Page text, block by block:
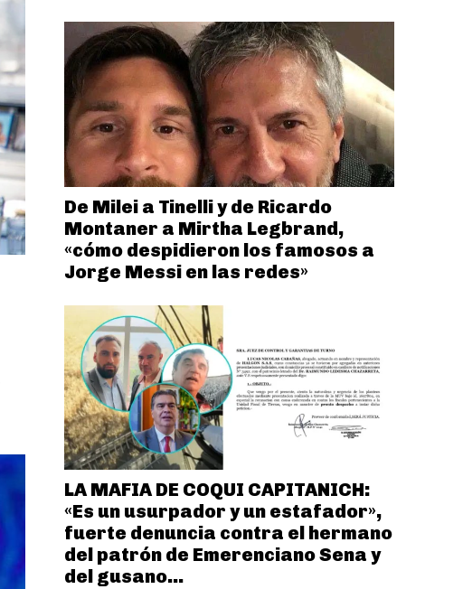
De Milei a Tinelli y de Ricardo
Montaner a Mirtha Legbrand,
«cómo despidieron los famosos a
Jorge Messi en las redes»
LA MAFIA DE COQUI CAPITANICH:
«Es un usurpador y un estafador»,
fuerte denuncia contra el hermano
del patrón de Emerenciano Sena y
del gusano...